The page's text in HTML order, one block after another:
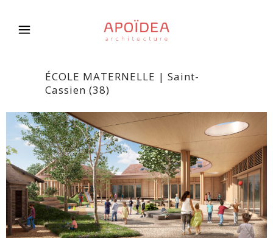
ÉCOLE MATERNELLE | Saint-
Cassien (38)